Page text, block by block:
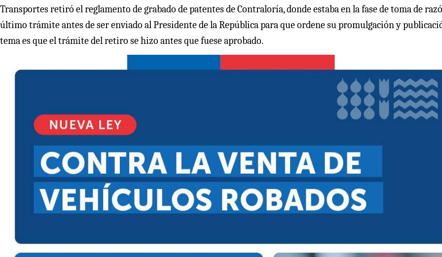
Transportes retiró el reglamento de grabado de patentes de Contraloría, donde estaba en la fase de toma de
último trámite antes de ser enviado al Presidente de la República para que ordene su promulgación y
tema es que el trámite del retiro se hizo antes que fuese aprobado.